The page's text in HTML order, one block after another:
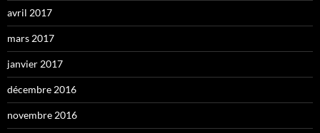
avril 2017
mars 2017
janvier 2017
décembre 2016
novembre 2016